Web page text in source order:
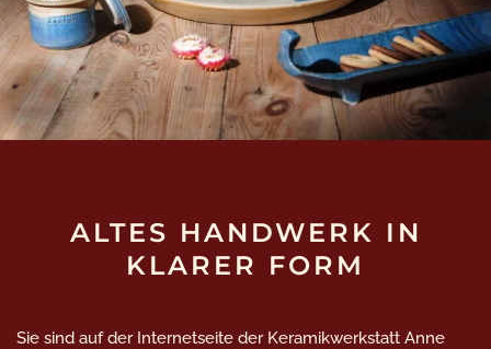
ALTES HANDWERK IN
KLARER FORM
Sie sind auf der Internetseite der Keramikwerkstatt Anne